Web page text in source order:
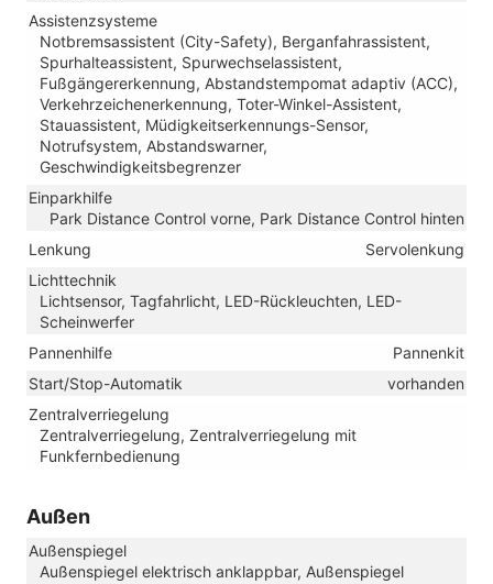
Assistenzsysteme
Notbremsassistent (City-Safety), Berganfahrassistent,
Spurhalteassistent, Spurwechselassistent,
Fußgängererkennung, Abstandstempomat adaptiv (ACC),
Verkehrzeichenerkennung, Toter-Winkel-Assistent,
Stauassistent, Müdigkeitserkennungs-Sensor,
Notrufsystem, Abstandswarner,
Geschwindigkeitsbegrenzer
Einparkhilfe
Park Distance Control vorne, Park Distance Control hinten
Lenkung
Servolenkung
Lichttechnik
Lichtsensor, Tagfahrlicht, LED-Rückleuchten, LED-
Scheinwerfer
Pannenhilfe
Pannenkit
Start/Stop-Automatik
vorhanden
Zentralverriegelung
Zentralverriegelung, Zentralverriegelung mit
Funkfernbedienung
Außen
Außenspiegel
Außenspiegel elektrisch anklappbar, Außenspiegel